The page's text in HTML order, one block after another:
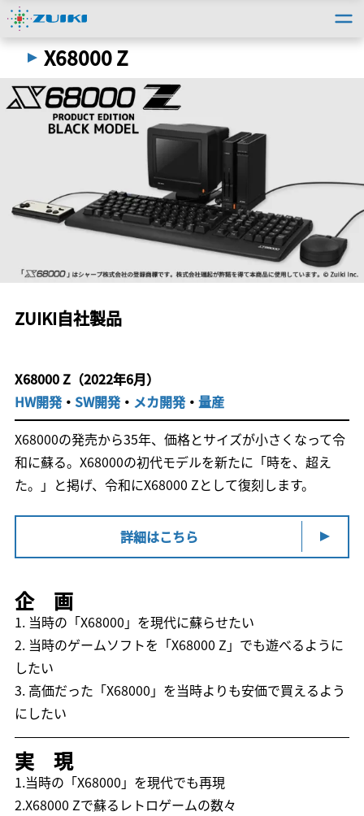
トップ＞法人のお客様
X68000 Z
ZUIKI自社製品
X68000 Z（2022年6月）
HW開発・ SW開発・ メカ開発・ 量産
X68000の発売から35年、価格とサイズが小さくなって令
和に蘇る。X68000の初代モデルを新たに「時を、超え
た。」と掲げ、令和にX68000 Zとして復刻します。
詳細はこちら
企 画
1. 当時の「X68000」を現代に蘇らせたい
2. 当時のゲームソフトを「X68000 Z」でも遊べるように
したい
3. 高価だった「X68000」を当時よりも安価で買えるよう
にしたい
実 現
1.当時の「X68000」を現代でも再現
2.X68000 Zで蘇るレトロゲームの数々